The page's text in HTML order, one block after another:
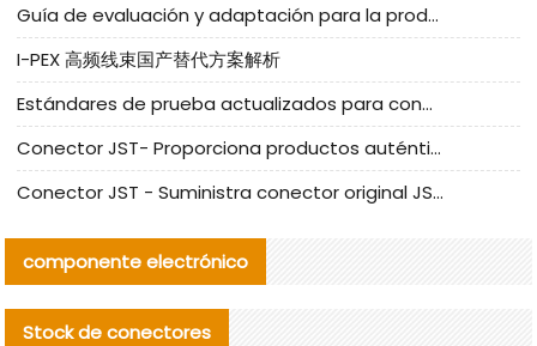
Guía de evaluación y adaptación para la producción en serie de componentes de cables nacionales para CNC Tech
I-PEX 高频线束国产替代方案解析
Estándares de prueba actualizados para conectores nacionales bajo la referencia de CLIFF
Conector JST- Proporciona productos auténticos y alternativos del conector JST NSHR-02V-S
Conector JST - Suministra conector original JST GHR-09V-S | productos alternativos
componente electrónico
Stock de conectores